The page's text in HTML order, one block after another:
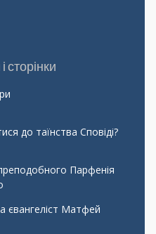
сторінки
до таїнства Сповіді?
Парфенія
євангеліст Матфей